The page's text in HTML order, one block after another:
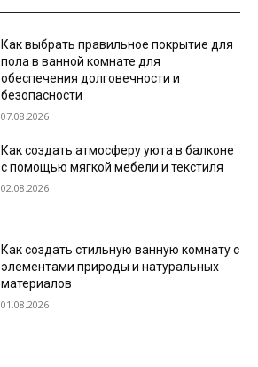
Как выбрать правильное покрытие для
пола в ванной комнате для
обеспечения долговечности и
безопасности
07.08.2026
Как создать атмосферу уюта в балконе
с помощью мягкой мебели и текстиля
02.08.2026
Как создать стильную ванную комнату с
элементами природы и натуральных
материалов
01.08.2026